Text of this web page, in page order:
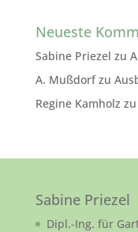
Neueste
Sabine Priezel zu
A. Mußdorfzu
Regine Kamholz zu
Sabine Priezel
Dipl.-Ing. für